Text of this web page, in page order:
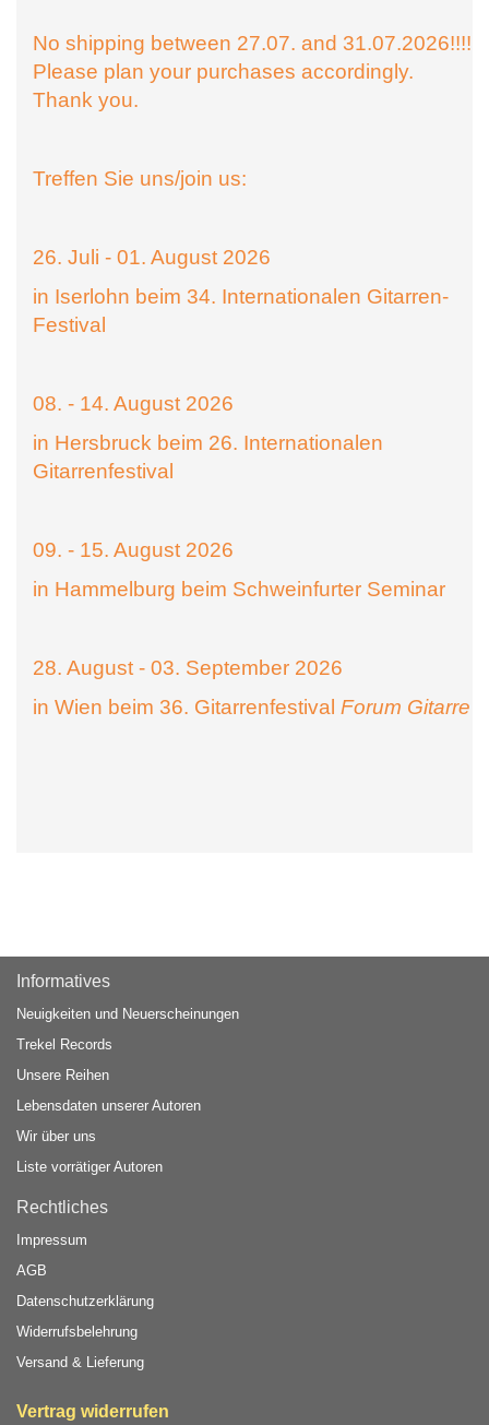
No shipping between 27.07. and 31.07.2026!!!!
Please plan your purchases accordingly.
Thank you.
Treffen Sie uns/join us:
26. Juli - 01. August 2026
in Iserlohn beim 34. Internationalen Gitarren-
Festival
08. - 14. August 2026
in Hersbruck beim 26. Internationalen
Gitarrenfestival
09. - 15. August 2026
in Hammelburg beim Schweinfurter Seminar
28. August - 03. September 2026
in Wien beim 36. Gitarrenfestival Forum Gitarre
Informatives
Neuigkeiten und Neuerscheinungen
Trekel Records
Unsere Reihen
Lebensdaten unserer Autoren
Wir über uns
Liste vorrätiger Autoren
Rechtliches
Impressum
AGB
Datenschutzerklärung
Widerrufsbelehrung
Versand & Lieferung
Vertrag widerrufen